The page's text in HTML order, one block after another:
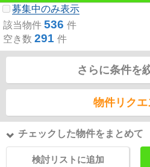
募集中のみ表示
該当物件 536 件
空き数 291 件
さらに条件を
物件リクエ
チェックした物件をまとめて
検討リストに追加